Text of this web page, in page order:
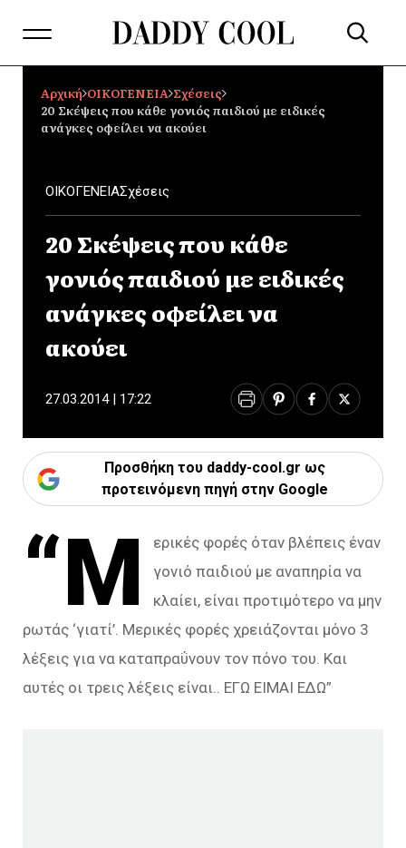
Αρχική ΟΙΚΟΓΕΝΕΙΑ Σχέσεις
20 Σκέψεις που κάθε γονιός παιδιού με ειδικές
ανάγκες οφείλει να ακούει
ΟΙΚΟΓΕΝΕΙΑΣχέσεις
20 Σκέψεις που κάθε
γονιός παιδιού με ειδικές
ανάγκες οφείλει να
ακούει
27.03.2014 | 17:22
Προσθήκη του daddy-cool.gr ως
προτεινόμενη πηγή στην Google
“Μ
ερικές φορές όταν βλέπεις έναν
γονιό παιδιού με αναπηρία να
κλαίει, είναι προτιμότερο να μην
ρωτάς ‘γιατί’. Μερικές φορές χρειάζονται μόνο 3
λέξεις για να καταπραΰνουν τον πόνο του. Και
αυτές οι τρεις λέξεις είναι.. ΕΓΩ ΕΙΜΑΙ ΕΔΩ”